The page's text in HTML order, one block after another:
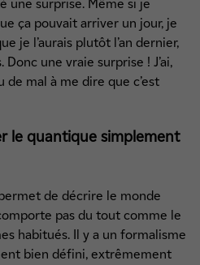
une surprise. Même si je
ça pouvait arriver un jour, je
je l’aurais plutôt l’an dernier,
une vraie surprise ! J’ai,
de mal à me dire que c’est
le quantique simplement
de décrire le monde
pas du tout comme le
habitués. Il y a un formalisme
bien défini, extrêmement